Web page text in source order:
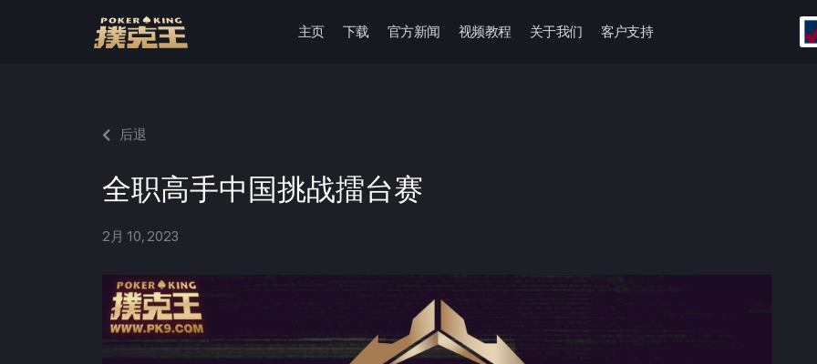
主页 下载 官方新闻 视频教程 关于我们 客户支持
后退
全职高手中国挑战擂台赛
2月 10, 2023